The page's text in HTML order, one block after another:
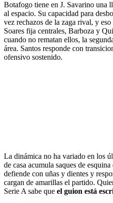
Botafogo tiene en J. Savarino una
al espacio. Su capacidad para
vez rechazos de la zaga rival, y
Soares fija centrales, Barboza y
cuando no rematan ellos, la
área. Santos responde con
ofensivo sostenido.
La dinámica no ha variado en los
de casa acumula saques de
defiende con uñas y dientes y
cargan de amarillas el partido.
Serie A sabe que el guion está